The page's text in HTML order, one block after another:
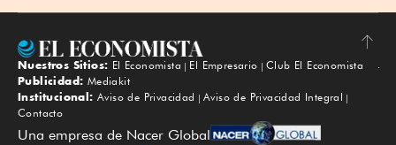
Subir
Nuestros Sitios: El Economista El Empresario
Club El Economista
Publicidad: Mediakit
Institucional: Aviso de Privacidad
Aviso de Privacidad Integral
Contacto
Una empresa de Nacer Global